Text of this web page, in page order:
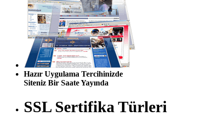
Hazır Uygulama Tercihinizde
Siteniz Bir Saate Yayında
SSL Sertifika Türleri